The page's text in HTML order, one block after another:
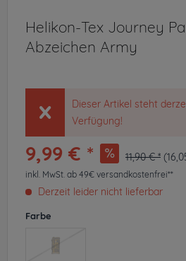
Helikon-Tex Journey
Abzeichen Army
Dieser Artikel steht
Verfügung!
9,99 € * 11,90 € *
inkl. MwSt. ab 49€ versandkostenfrei**
Derzeit leider nicht lieferbar
Farbe